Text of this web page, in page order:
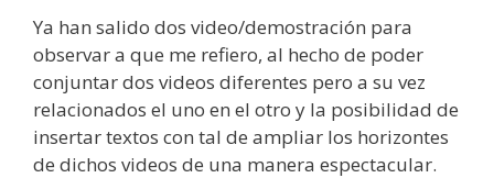
Ya han salido dos video/demostración para
observar a que me refiero, al hecho de poder
conjuntar dos videos diferentes pero a su vez
relacionados el uno en el otro y la posibilidad de
insertar textos con tal de ampliar los horizontes
de dichos videos de una manera espectacular.